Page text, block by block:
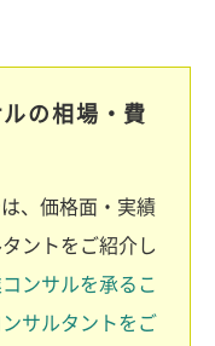
の相場・費
、価格面・実績
ントをご紹介し
ンサルを承るこ
サルタントをご